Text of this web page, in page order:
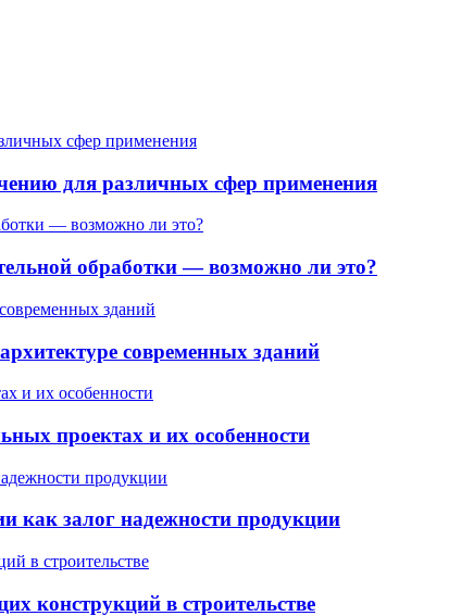
для различных сфер применения
обработки — возможно ли это?
современных зданий
проектах и их особенности
как залог надежности продукции
конструкций в строительстве